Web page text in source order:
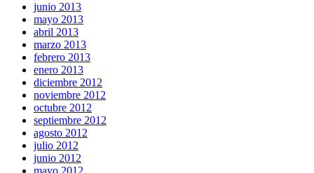
junio 2013
mayo 2013
abril 2013
marzo 2013
febrero 2013
enero 2013
diciembre 2012
noviembre 2012
octubre 2012
septiembre 2012
agosto 2012
julio 2012
junio 2012